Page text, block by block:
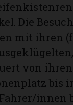
Die
mit ihren
von
bis
innen